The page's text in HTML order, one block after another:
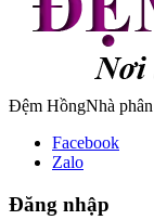
Đệm HồngNhà
Facebook
Zalo
Đăng nhập